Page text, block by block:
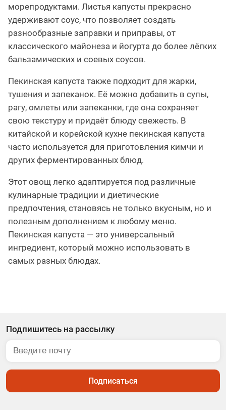
морепродуктами. Листья капусты прекрасно
удерживают соус, что позволяет создать
разнообразные заправки и приправы, от
классического майонеза и йогурта до более лёгких
бальзамических и соевых соусов.
Пекинская капуста также подходит для жарки,
тушения и запеканок. Её можно добавить в супы,
рагу, омлеты или запеканки, где она сохраняет
свою текстуру и придаёт блюду свежесть. В
китайской и корейской кухне пекинская капуста
часто используется для приготовления кимчи и
других ферментированных блюд.
Этот овощ легко адаптируется под различные
кулинарные традиции и диетические
предпочтения, становясь не только вкусным, но и
полезным дополнением к любому меню.
Пекинская капуста — это универсальный
ингредиент, который можно использовать в
самых разных блюдах.
Подпишитесь на рассылку
Подписаться